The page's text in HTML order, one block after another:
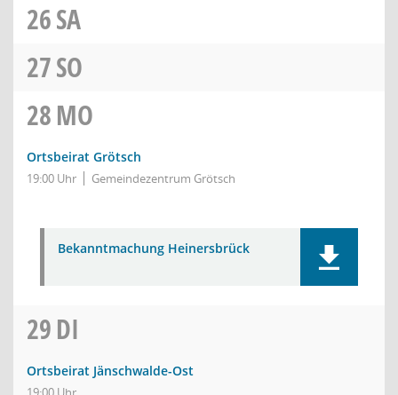
26SA
27SO
28MO
Ortsbeirat Grötsch
19:00 Uhr Gemeindezentrum Grötsch
Bekanntmachung Heinersbrück
29DI
Ortsbeirat Jänschwalde-Ost